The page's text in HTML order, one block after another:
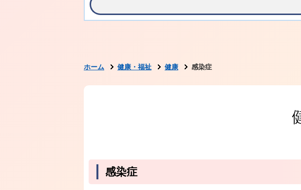
ホーム 健康・福祉 健康 感染症
感染症